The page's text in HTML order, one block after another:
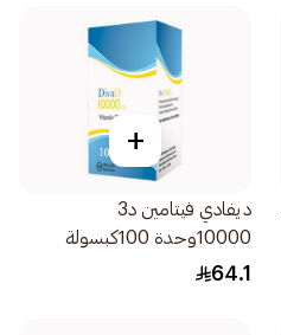
+
ديفادي فيتامين د3
10000وحدة 100كبسولة
64.1